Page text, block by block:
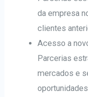
da empresa
clientes
Acesso a
Parcerias
mercados e